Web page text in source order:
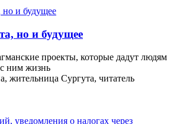
но и будущее
проекты, которые дадут людям
ним жизнь
жительница Сургута, читатель